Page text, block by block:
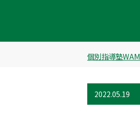
個別指導塾WAM
2022.05.19